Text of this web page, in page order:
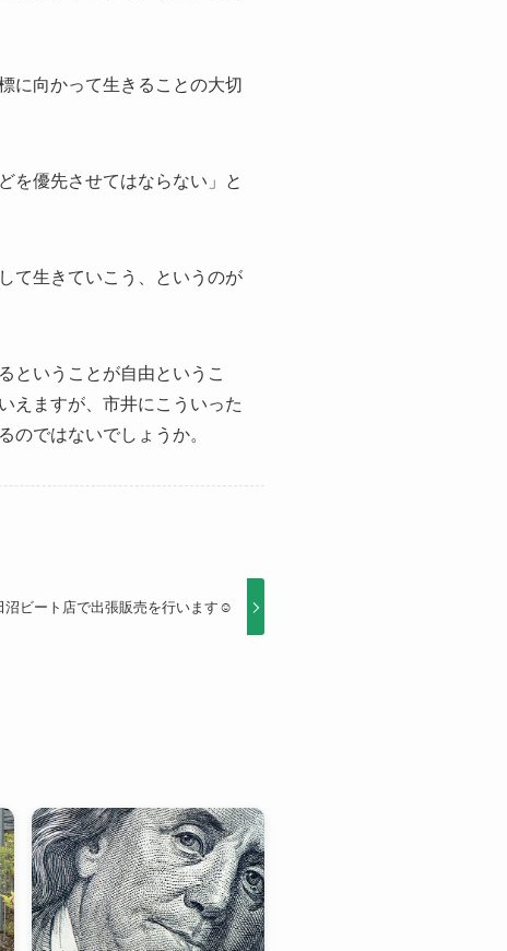
に向かって生きることの大切
を優先させてはならない」と
て生きていこう、というのが
ということが自由というこ
えますが、市井にこういった
のではないでしょうか。
沼ビート店で出張販売を行います☺